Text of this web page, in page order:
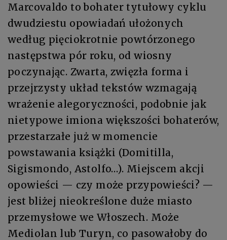
Marcovaldo to bohater tytułowy cyklu
dwudziestu opowiadań ułożonych
według pięciokrotnie powtórzonego
następstwa pór roku, od wiosny
poczynając. Zwarta, zwięzła forma i
przejrzysty układ tekstów wzmagają
wrażenie alegoryczności, podobnie jak
nietypowe imiona większości bohaterów,
przestarzałe już w momencie
powstawania książki (Domitilla,
Sigismondo, Astolfo…). Miejscem akcji
opowieści — czy może przypowieści? —
jest bliżej nieokreślone duże miasto
przemysłowe we Włoszech. Może
Mediolan lub Turyn, co pasowałoby do